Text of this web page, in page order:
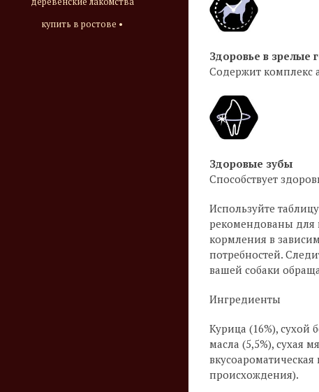
купить в ростове •
Здоровье в зрелые
Содержит комплекс
Здоровые зубы
Способствует
Используйте
рекомендованы для
кормления в
потребностей.
вашей собаки
Ингредиенты
Курица (16%), сухой
масла (5,5%), сухая
происхождения).